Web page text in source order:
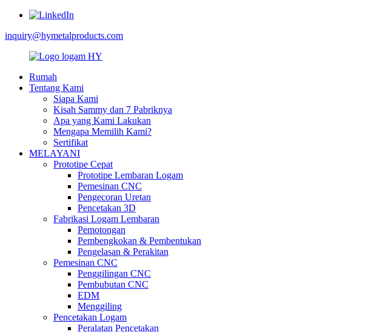
inquiry@hymetalproducts.com
Rumah
Tentang Kami
Siapa Kami
Kisah Sammy dan 7 Pabriknya
Apa yang Kami Lakukan
Mengapa Memilih Kami?
Sertifikat
MELAYANI
Prototipe Cepat
Prototipe Lembaran Logam
Pemesinan CNC
Pengecoran Uretan
Pencetakan 3D
Fabrikasi Logam Lembaran
Pemotongan
Pembengkokan & Pembentukan
Pengelasan & Perakitan
Pemesinan CNC
Penggilingan CNC
Pembubutan CNC
EDM
Menggiling
Pencetakan Logam
Peralatan Pencetakan